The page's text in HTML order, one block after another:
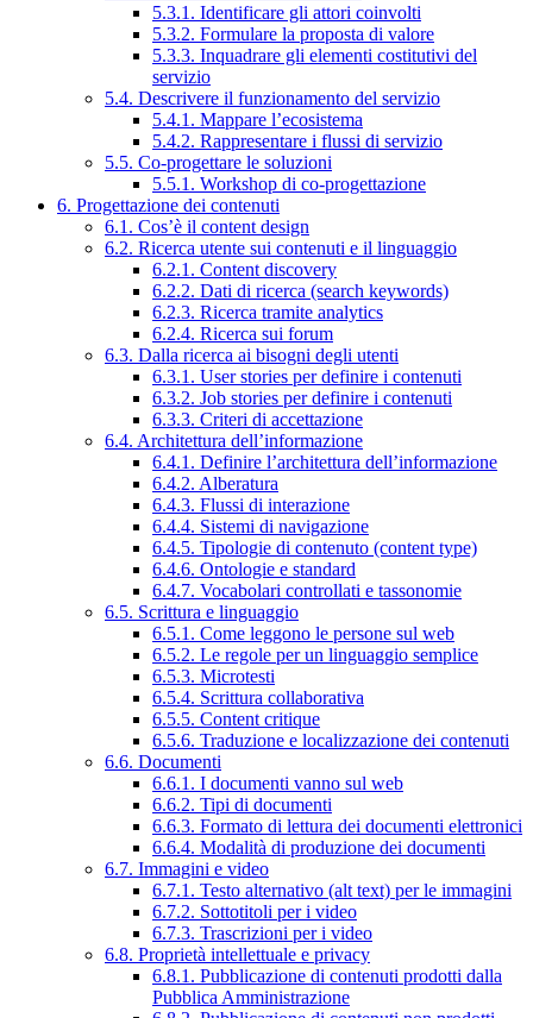
5.3.1. Identificare gli attori coinvolti
5.3.2. Formulare la proposta di valore
5.3.3. Inquadrare gli elementi costitutivi del
servizio
5.4. Descrivere il funzionamento del servizio
5.4.1. Mappare l’ecosistema
5.4.2. Rappresentare i flussi di servizio
5.5. Co-progettare le soluzioni
5.5.1. Workshop di co-progettazione
6. Progettazione dei contenuti
6.1. Cos’è il content design
6.2. Ricerca utente sui contenuti e il linguaggio
6.2.1. Content discovery
6.2.2. Dati di ricerca (search keywords)
6.2.3. Ricerca tramite analytics
6.2.4. Ricerca sui forum
6.3. Dalla ricerca ai bisogni degli utenti
6.3.1. User stories per definire i contenuti
6.3.2. Job stories per definire i contenuti
6.3.3. Criteri di accettazione
6.4. Architettura dell’informazione
6.4.1. Definire l’architettura dell’informazione
6.4.2. Alberatura
6.4.3. Flussi di interazione
6.4.4. Sistemi di navigazione
6.4.5. Tipologie di contenuto (content type)
6.4.6. Ontologie e standard
6.4.7. Vocabolari controllati e tassonomie
6.5. Scrittura e linguaggio
6.5.1. Come leggono le persone sul web
6.5.2. Le regole per un linguaggio semplice
6.5.3. Microtesti
6.5.4. Scrittura collaborativa
6.5.5. Content critique
6.5.6. Traduzione e localizzazione dei contenuti
6.6. Documenti
6.6.1. I documenti vanno sul web
6.6.2. Tipi di documenti
6.6.3. Formato di lettura dei documenti elettronici
6.6.4. Modalità di produzione dei documenti
6.7. Immagini e video
6.7.1. Testo alternativo (alt text) per le immagini
6.7.2. Sottotitoli per i video
6.7.3. Trascrizioni per i video
6.8. Proprietà intellettuale e privacy
6.8.1. Pubblicazione di contenuti prodotti dalla
Pubblica Amministrazione